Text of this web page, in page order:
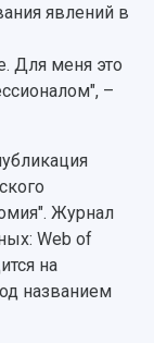
явлений в
Для меня это
–
Журнал
Web of
на
названием